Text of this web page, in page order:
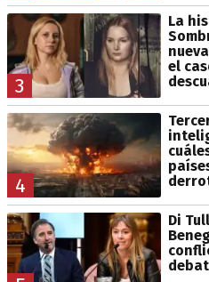
3
La
el
4
Di